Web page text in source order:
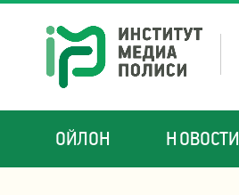
ОЙЛОН НОВОСТИ